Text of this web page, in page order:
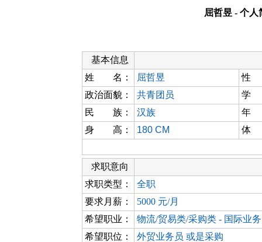
屈哲昱 - 个人
基本信息
姓 名：
屈哲昱
性
政治面貌：
共青团员
学
民 族：
汉族
年
身 高：
180 CM 体
求职意向
求职类型：
全职
要求月薪：
5000 元/月
希望职业：
物流/贸易类/采购类 - 国际业务
希望职位：
外贸业务员 或是采购